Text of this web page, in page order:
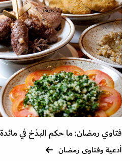
فتاوي رمضان: ما حكم البذخ في
أدعية وفتاوى رمضان